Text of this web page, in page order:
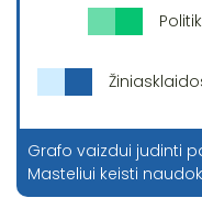
Grafo vaizdui judinti
Masteliui keisti